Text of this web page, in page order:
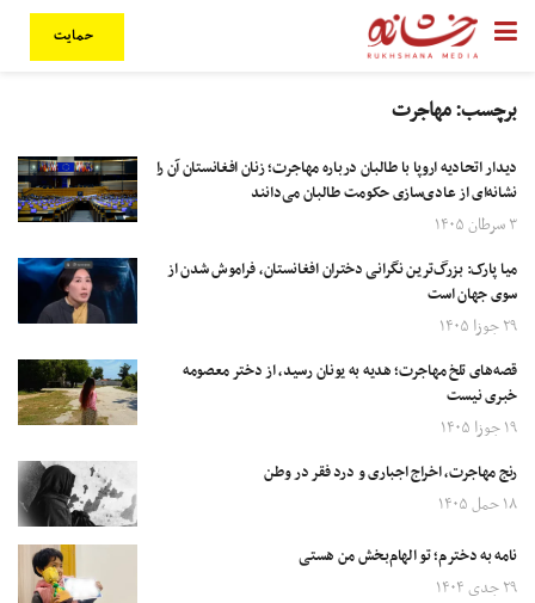
حمایت
برچسب:مهاجرت
دیدار اتحادیه اروپا با طالبان درباره مهاجرت؛ زنان افغانستان آن را
نشانه‌ای از عادی‌سازی حکومت طالبان می‌دانند
۳ سرطان ۱۴۰۵
میا پارک: بزرگ‌ترین نگرانی دختران افغانستان، فراموش شدن از
سوی جهان است
۲۹ جوزا ۱۴۰۵
قصه‌های تلخ مهاجرت؛ هدیه به یونان رسید، از دختر معصومه
خبری نیست
۱۹ جوزا ۱۴۰۵
رنج مهاجرت، اخراج اجباری و درد فقر در وطن
۱۸ حمل ۱۴۰۵
نامه‌ به دخترم؛ تو الهام‌بخش من هستی
۲۹ جدی ۱۴۰۴